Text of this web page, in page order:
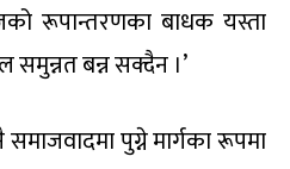
रूपान्तरणका बाधक यस्ता
बन्न सक्दैन ।’
पुग्ने मार्गका रूपमा